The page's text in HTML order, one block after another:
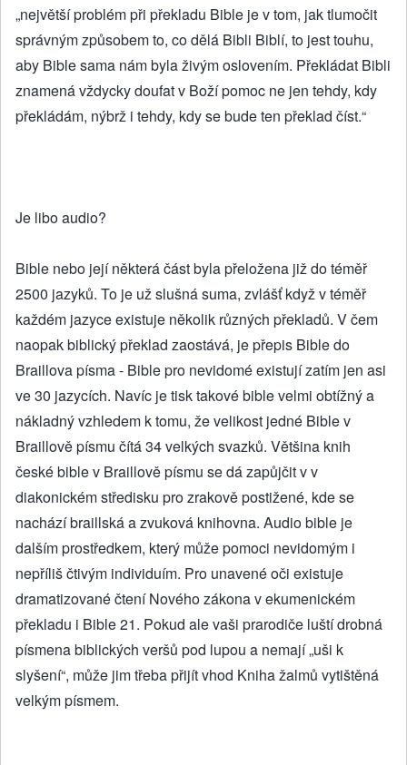
„největší problém při překladu Bible je v tom, jak tlumočit
správným způsobem to, co dělá Bibli Biblí, to jest touhu,
aby Bible sama nám byla živým oslovením. Překládat Bibli
znamená vždycky doufat v Boží pomoc ne jen tehdy, kdy
překládám, nýbrž i tehdy, kdy se bude ten překlad číst.“
Je libo audio?
Bible nebo její některá část byla přeložena již do téměř
2500 jazyků. To je už slušná suma, zvlášť když v téměř
každém jazyce existuje několik různých překladů. V čem
naopak biblický překlad zaostává, je přepis Bible do
Braillova písma - Bible pro nevidomé existují zatím jen asi
ve 30 jazycích. Navíc je tisk takové bible velmi obtížný a
nákladný vzhledem k tomu, že velikost jedné Bible v
Braillově písmu čítá 34 velkých svazků. Většina knih
české bible v Braillově písmu se dá zapůjčit v v
diakonickém středisku pro zrakově postižené, kde se
nachází braillská a zvuková knihovna. Audio bible je
dalším prostředkem, který může pomoci nevidomým i
nepříliš čtivým individuím. Pro unavené oči existuje
dramatizované čtení Nového zákona v ekumenickém
překladu i Bible 21. Pokud ale vaši prarodiče luští drobná
písmena biblických veršů pod lupou a nemají „uši k
slyšení“, může jim třeba přijít vhod Kniha žalmů vytištěná
velkým písmem.